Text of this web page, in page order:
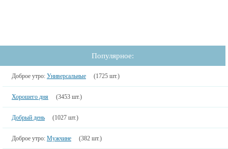
Популярное:
Доброе утро: Универсальные (1725 шт.)
Хорошего дня (3453 шт.)
Добрый день (1027 шт.)
Доброе утро: Мужчине (382 шт.)